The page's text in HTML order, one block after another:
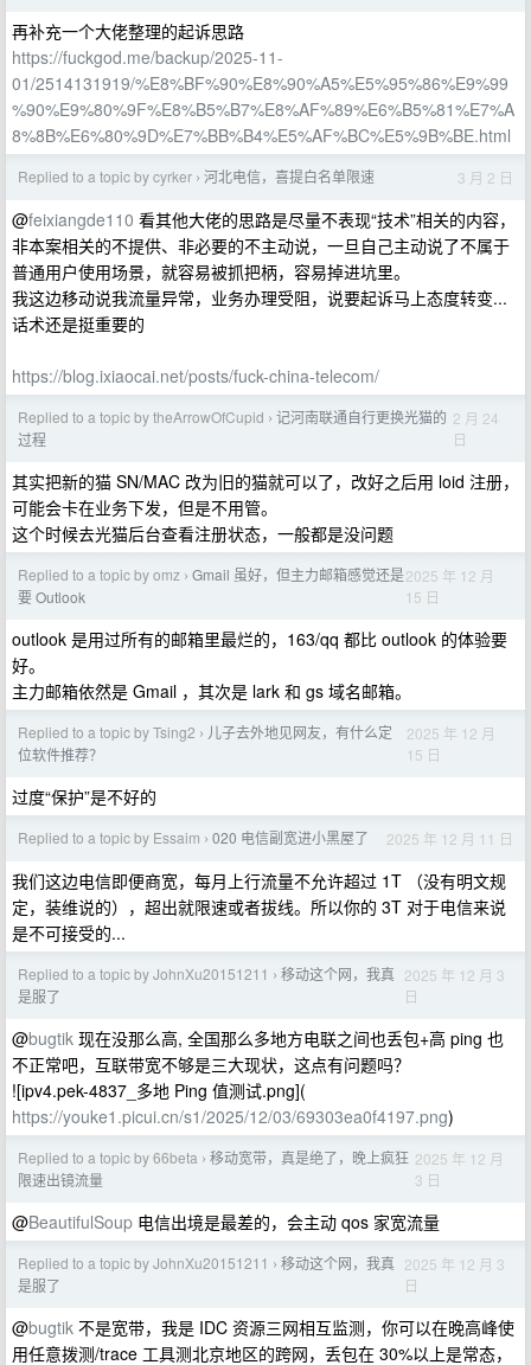
再补充一个大佬整理的起诉思路
https://fuckgod.me/backup/2025-11-
01/2514131919/%E8%BF%90%E8%90%A5%E5%95%86%E9%99
%90%E9%80%9F%E8%B5%B7%E8%AF%89%E6%B5%81%E7%A
8%8B%E6%80%9D%E7%BB%B4%E5%AF%BC%E5%9B%BE.html
Replied to a topic by cyrker › 河北电信，喜提白名单限速 3 月 2 日
@feixiangde110 看其他大佬的思路是尽量不表现“技术”相关的内容，
非本案相关的不提供、非必要的不主动说，一旦自己主动说了不属于
普通用户使用场景，就容易被抓把柄，容易掉进坑里。
我这边移动说我流量异常，业务办理受阻，说要起诉马上态度转变...
话术还是挺重要的
https://blog.ixiaocai.net/posts/fuck-china-telecom/
Replied to a topic by theArrowOfCupid › 记河南联通自行更换光猫的
过程
2 月 24
日
其实把新的猫 SN/MAC 改为旧的猫就可以了，改好之后用 loid 注册，
可能会卡在业务下发，但是不用管。
这个时候去光猫后台查看注册状态，一般都是没问题
Replied to a topic by omz › Gmail 虽好，但主力邮箱感觉还是
要 Outlook
2025 年 12 月
15 日
outlook 是用过所有的邮箱里最烂的，163/qq 都比 outlook 的体验要
好。
主力邮箱依然是 Gmail ，其次是 lark 和 gs 域名邮箱。
Replied to a topic by Tsing2 › 儿子去外地见网友，有什么定
位软件推荐？
2025 年 12 月
15 日
过度“保护”是不好的
Replied to a topic by Essaim › 020 电信副宽进小黑屋了 2025 年 12 月 11 日
我们这边电信即便商宽，每月上行流量不允许超过 1T （没有明文规
定，装维说的），超出就限速或者拔线。所以你的 3T 对于电信来说
是不可接受的...
Replied to a topic by JohnXu20151211 › 移动这个网，我真
是服了
2025 年 12 月 3
日
@bugtik 现在没那么高, 全国那么多地方电联之间也丢包+高 ping 也
不正常吧，互联带宽不够是三大现状，这点有问题吗？
![ipv4.pek-4837_多地 Ping 值测试.png](
https://youke1.picui.cn/s1/2025/12/03/69303ea0f4197.png)
Replied to a topic by 66beta › 移动宽带，真是绝了，晚上疯狂
限速出镜流量
2025 年 12 月
3 日
@BeautifulSoup 电信出境是最差的，会主动 qos 家宽流量
Replied to a topic by JohnXu20151211 › 移动这个网，我真
是服了
2025 年 12 月 3
日
@bugtik 不是宽带，我是 IDC 资源三网相互监测，你可以在晚高峰使
用任意拨测/trace 工具测北京地区的跨网，丢包在 30%以上是常态，